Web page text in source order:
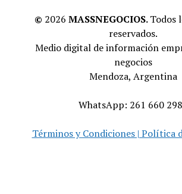
© 2026 MASSNEGOCIOS.Todos
reservados.
Medio digital de información
negocios
Mendoza, Argentina
WhatsApp: 261 660
Términos y Condiciones | Política